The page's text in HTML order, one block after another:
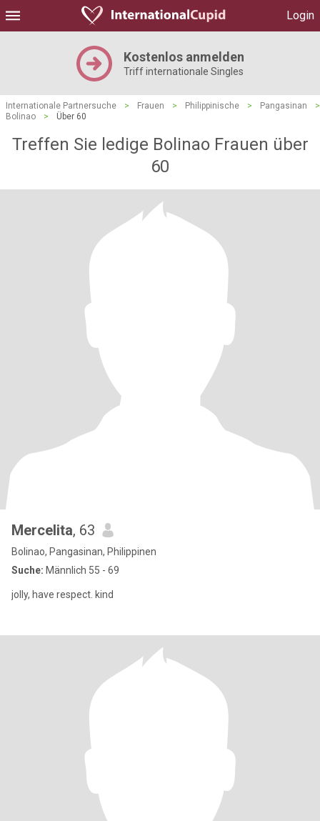
Login
Kostenlos anmelden
Triff internationale Singles
Internationale Partnersuche > Frauen > Philippinische > Pangasinan
>
Bolinao
> Über 60
Treffen Sie ledige Bolinao Frauen über
60
Mercelita, 63
Bolinao, Pangasinan, Philippinen
Suche: Männlich 55 - 69
jolly, have respect. kind